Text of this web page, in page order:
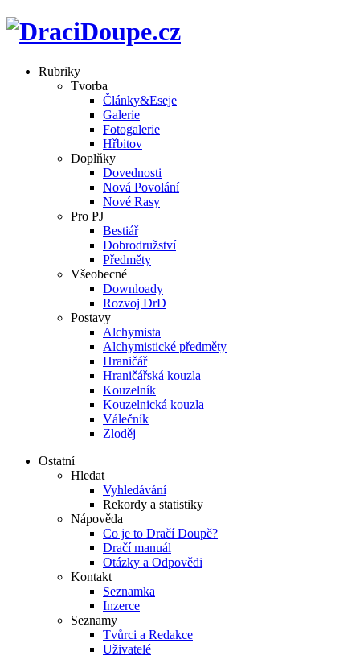
Rubriky
Tvorba
Články&Eseje
Galerie
Fotogalerie
Hřbitov
Doplňky
Dovednosti
Nová Povolání
Nové Rasy
Pro PJ
Bestiář
Dobrodružství
Předměty
Všeobecné
Downloady
Rozvoj DrD
Postavy
Alchymista
Alchymistické předměty
Hraničář
Hraničářská kouzla
Kouzelník
Kouzelnická kouzla
Válečník
Zloděj
Ostatní
Hledat
Vyhledávání
Rekordy a statistiky
Nápověda
Co je to Dračí Doupě?
Dračí manuál
Otázky a Odpovědi
Kontakt
Seznamka
Inzerce
Seznamy
Tvůrci a Redakce
Uživatelé